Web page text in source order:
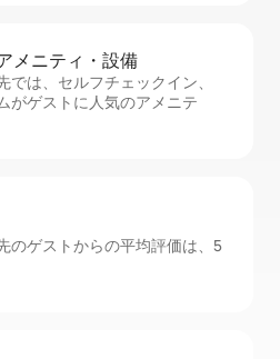
メ⁠ニ⁠テ⁠ィ・設⁠備
では、セ⁠ル⁠フチ⁠ェ⁠ッ⁠ク⁠イ⁠ン、
がゲストに人気のアメニテ
のゲストからの平均評価は、5